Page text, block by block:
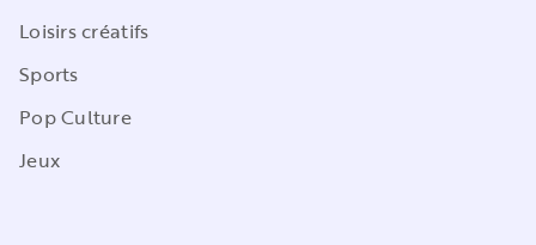
Loisirs créatifs
Sports
Pop Culture
Jeux